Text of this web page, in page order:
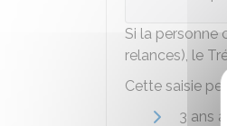
Si la personne
relances), le
Cette saisie
3 ans